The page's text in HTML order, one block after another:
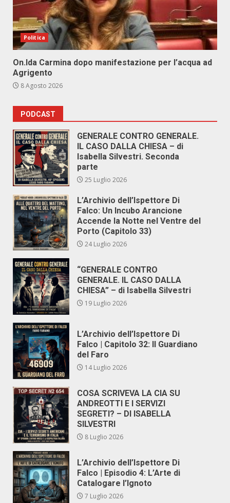
Politica
On.Ida Carmina dopo manifestazione per l’acqua ad
Agrigento
8 Agosto 2026
PODCAST
GENERALE CONTRO GENERALE.
IL CASO DALLA CHIESA – di
Isabella Silvestri. Seconda
parte
25 Luglio 2026
L’Archivio dell’Ispettore Di
Falco: Un Incubo Arancione
Accende la Notte nel Ventre del
Porto (Capitolo 33)
24 Luglio 2026
“GENERALE CONTRO
GENERALE. IL CASO DALLA
CHIESA” – di Isabella Silvestri
19 Luglio 2026
L’Archivio dell’Ispettore Di
Falco | Capitolo 32: Il Guardiano
del Faro
14 Luglio 2026
COSA SCRIVEVA LA CIA SU
ANDREOTTI E I SERVIZI
SEGRETI? – DI ISABELLA
SILVESTRI
8 Luglio 2026
L’Archivio dell’Ispettore Di
Falco | Episodio 4: L’Arte di
Catalogare l’Ignoto
7 Luglio 2026